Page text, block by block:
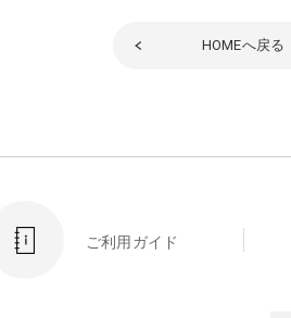
HOMEへ戻る
ご利用ガイド